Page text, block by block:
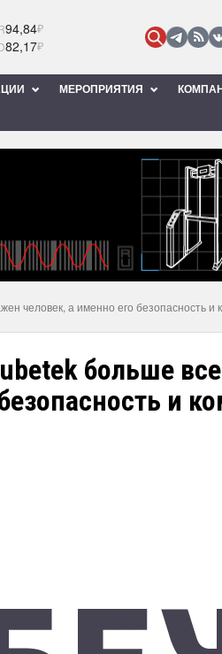
94,84₽
82,17₽
МЕРОПРИЯТИЯ
человек, а именно его безопасность и
больше
и